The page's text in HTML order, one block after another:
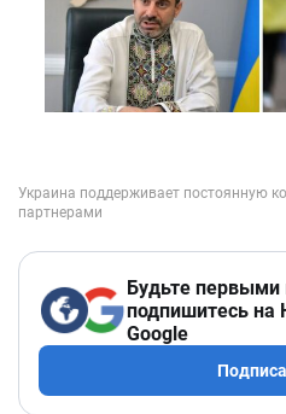
Будьте первыми
подпишитесь на
Google